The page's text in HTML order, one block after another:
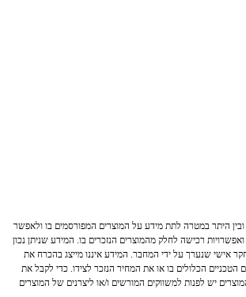
היתר במטרה לתת מידע על המוצרים המפורסמים בו ולאפשר
רכישה לחלק מהמוצרים הנזכרים בו. המידע שניתן נכון
אישי שנערך על ידי המחבר. המידע איננו מייצג בהכרח את
הכלולים בו או את המחיר הנזכר לצידו. כדי לקבל את
יש לפנות למשווקים המורשים ו/או ליצרנים של המוצרים